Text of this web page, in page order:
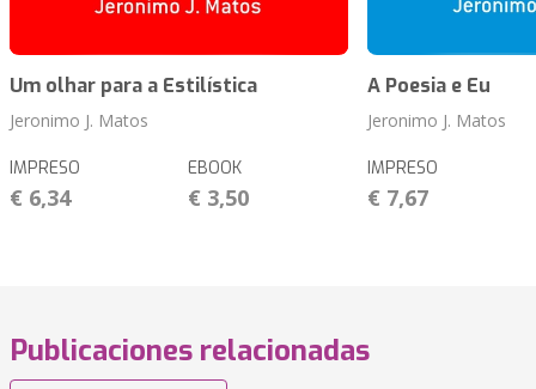
Um olhar para a Estilística
Jeronimo J. Matos
IMPRESO
€ 6,34
EBOOK
€ 3,50
A Poesia e Eu
Jeronimo J. Matos
IMPRESO
€ 7,67
Publicaciones relacionadas